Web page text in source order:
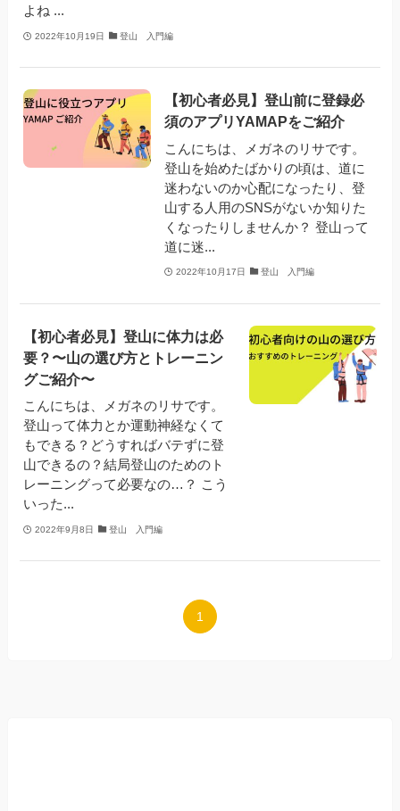
よね ...
2022年10月19日 登山 入門編
【初心者必見】登山前に登録必
須のアプリYAMAPをご紹介
こんにちは、メガネのリサです。
登山を始めたばかりの頃は、道に
迷わないのか心配になったり、登
山する人用のSNSがないか知りた
くなったりしませんか？ 登山って
道に迷...
2022年10月17日 登山 入門編
【初心者必見】登山に体力は必
要？〜山の選び方とトレーニン
グご紹介〜
こんにちは、メガネのリサです。
登山って体力とか運動神経なくて
もできる？どうすればバテずに登
山できるの？結局登山のためのト
レーニングって必要なの…？ こう
いった...
2022年9月8日 登山 入門編
1